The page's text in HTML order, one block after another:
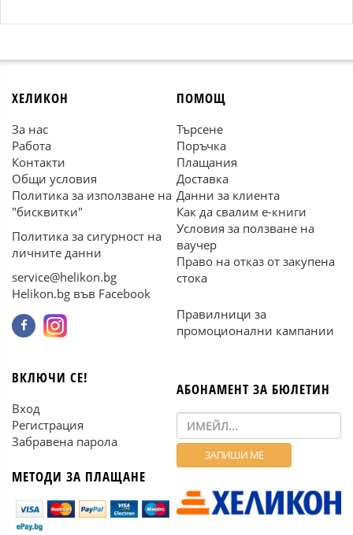
ХЕЛИКОН
За нас
Работа
Контакти
Общи условия
Политика за използване на
"бисквитки"
Политика за сигурност на
личните данни
service@helikon.bg
Helikon.bg във Facebook
ПОМОЩ
Търсене
Поръчка
Плащания
Доставка
Данни за клиента
Как да свалим е-книги
Условия за ползване на
ваучер
Право на отказ от закупена
стока
Правилници за
промоционални кампании
ВКЛЮЧИ СЕ!
Вход
Регистрация
Забравена парола
МЕТОДИ ЗА ПЛАЩАНЕ
АБОНАМЕНТ ЗА БЮЛЕТИН